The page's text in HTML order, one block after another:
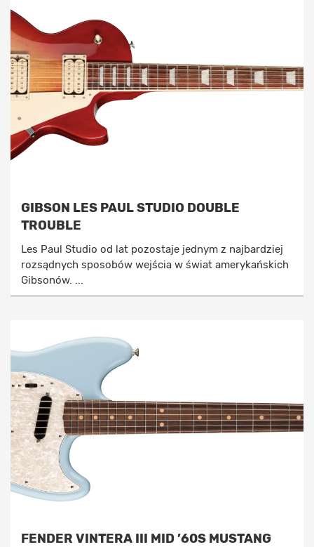
GIBSON LES PAUL STUDIO DOUBLE
TROUBLE
Les Paul Studio od lat pozostaje jednym z najbardziej
rozsądnych sposobów wejścia w świat amerykańskich
Gibsonów. ...
FENDER VINTERA III MID ’60S MUSTANG